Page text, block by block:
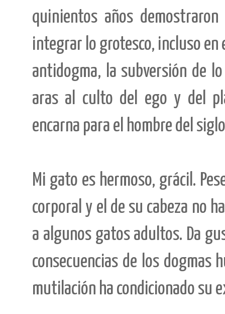
quinientos años
integrar lo grotesco, incluso en
antidogma, la subversión de
aras al culto del ego y del
encarna para el hombre del
Mi gato es hermoso, grácil.
corporal y el de su cabeza no
a algunos gatos adultos. Da
consecuencias de los dogmas
mutilación ha condicionado su